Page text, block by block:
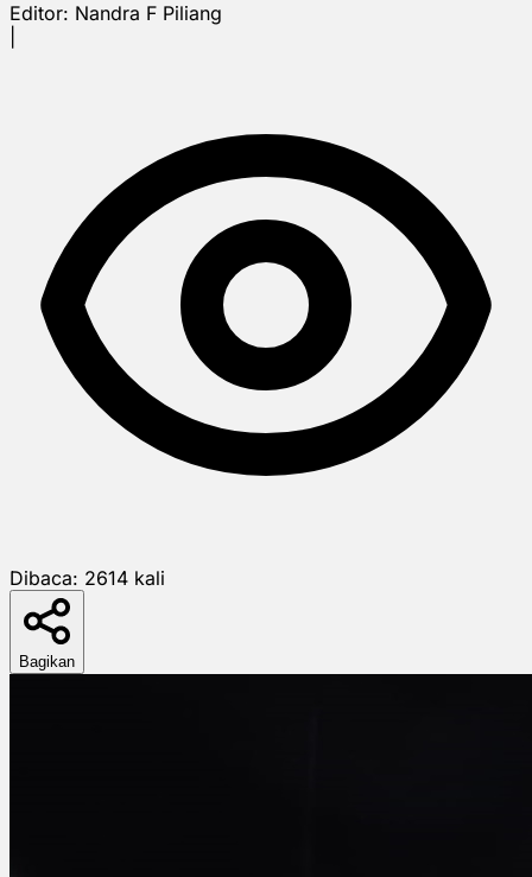
Editor: Nandra F Piliang
Dibaca: 2614 kali
Bagikan